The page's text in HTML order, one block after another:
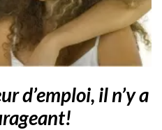
d’emploi, il n’y a